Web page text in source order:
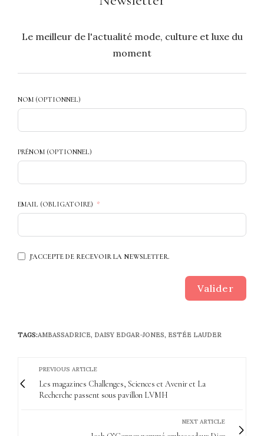
Le meilleur de l'actualité mode, culture et luxe du
moment
NOM (OPTIONNEL)
PRÉNOM (OPTIONNEL)
EMAIL (OBLIGATOIRE)
J'ACCEPTE DE RECEVOIR LA NEWSLETTER.
Valider
TAGS:AMBASSADRICE, DAISY EDGAR-JONES, ESTÉE LAUDER
PREVIOUS ARTICLE
Les magazines Challenges, Sciences et Avenir et La
Recherche passent sous pavillon LVMH
NEXT ARTICLE